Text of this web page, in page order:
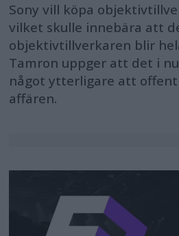
Sony vill köpa
vilket skulle innebära att
objektivtillverkaren blir
Tamron uppger att det i
något ytterligare att
affären.